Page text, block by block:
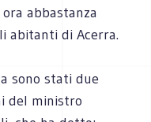
abbastanza
abitanti di Acerra.
sono stati due
del ministro